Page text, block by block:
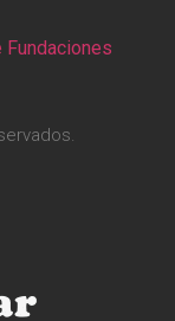
Fundaciones